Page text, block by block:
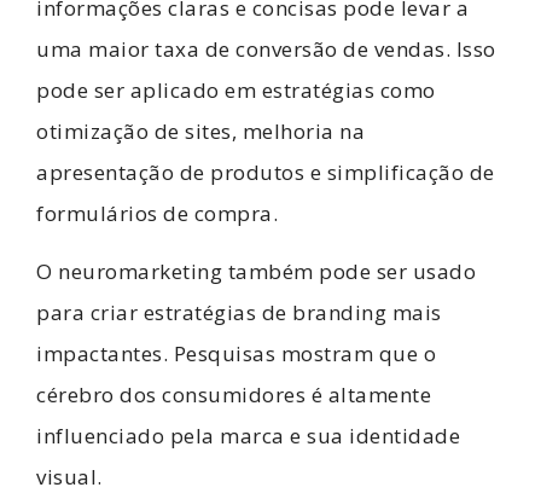
informações claras e concisas pode levar a
uma maior taxa de conversão de vendas. Isso
pode ser aplicado em estratégias como
otimização de sites, melhoria na
apresentação de produtos e simplificação de
formulários de compra.
O neuromarketing também pode ser usado
para criar estratégias de branding mais
impactantes. Pesquisas mostram que o
cérebro dos consumidores é altamente
influenciado pela marca e sua identidade
visual.